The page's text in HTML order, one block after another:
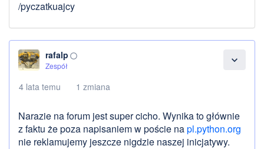
/pyczatkuajcy
expand_more
rafalp panorama_fish_eye
Zespół
4 lata temu 1 zmiana
Narazie na forum jest super cicho. Wynika to głównie
z faktu że poza napisaniem w poście napl.python.org
nie reklamujemy jeszcze nigdzie naszej inicjatywy.